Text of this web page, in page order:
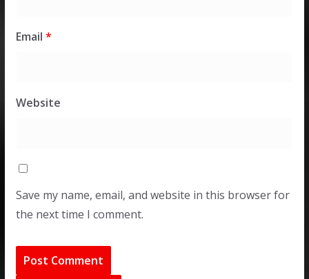
Email *
Website
Save my name, email, and website in this browser for
the next time I comment.